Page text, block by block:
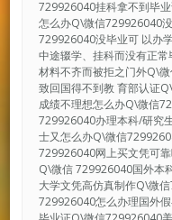
729926040挂科拿不到毕
怎么办Q\微信729926040
729926040没毕业可 以办
中途辍学、挂科而没有正
材料不齐而被拒之门外Q\
致回国得不到教 育部认证
成绩不理想怎么办Q\微信
729926040办理本科/研究
士又怎么办Q\微信
729926040网上买文凭可
Q\微信 729926040国外本
大学文凭高仿真制作Q\微
729926040怎么办理国外